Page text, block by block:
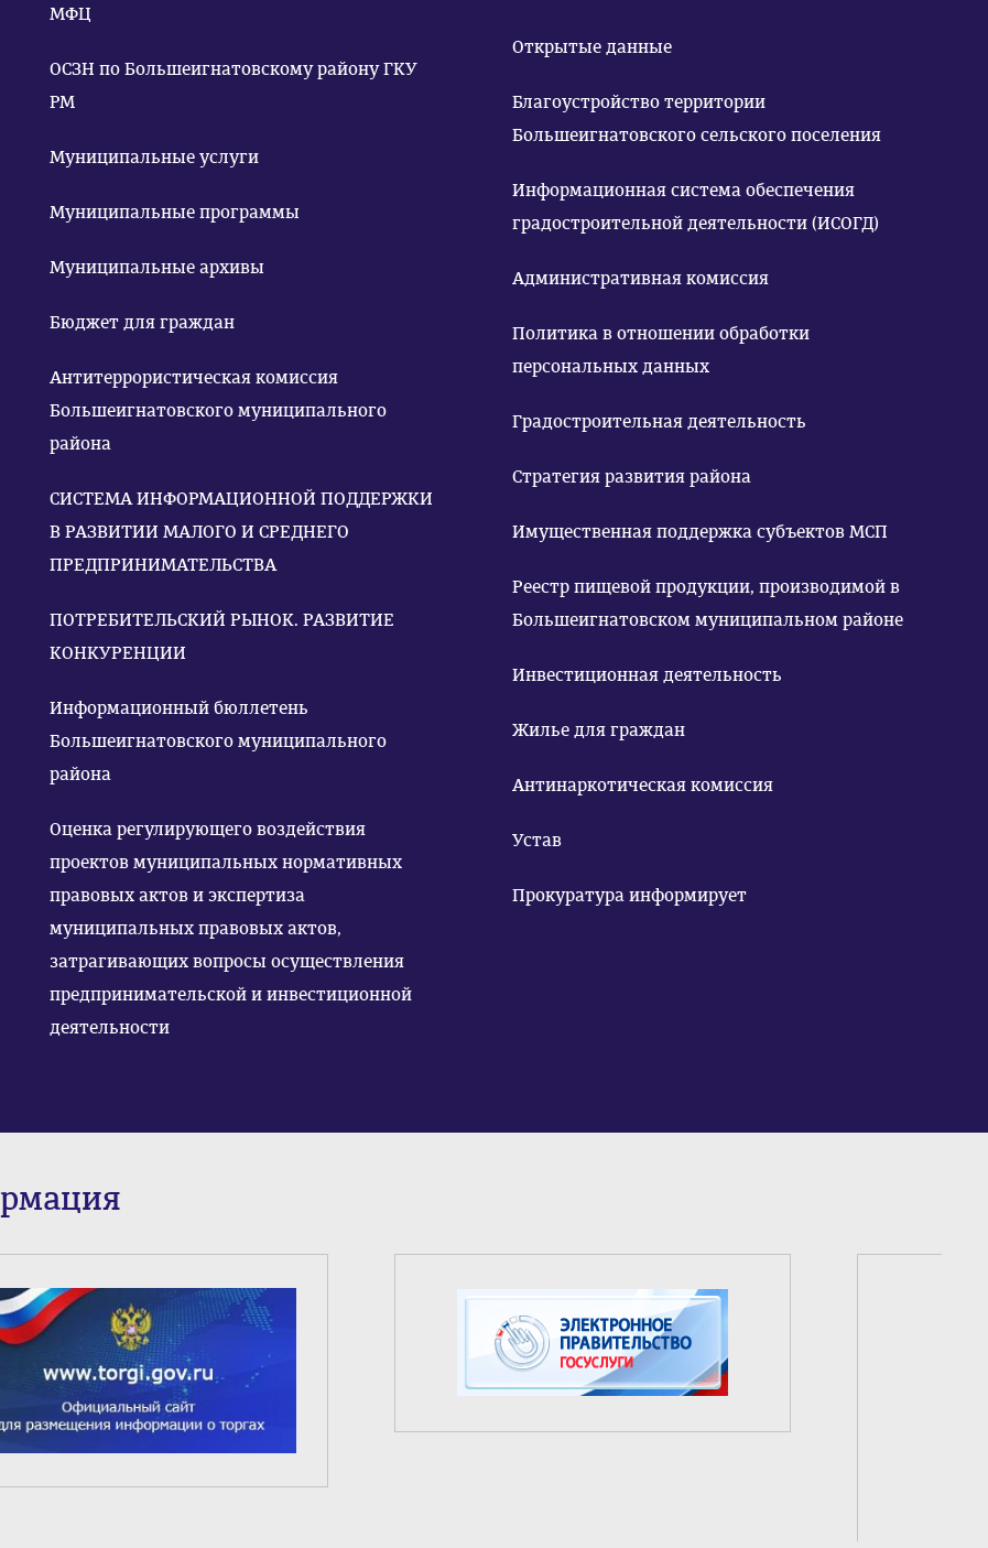
МФЦ
ОСЗН по Большеигнатовскому району ГКУ
РМ
Муниципальные услуги
Муниципальные программы
Муниципальные архивы
Бюджет для граждан
Антитеррористическая комиссия
Большеигнатовского муниципального
района
СИСТЕМА ИНФОРМАЦИОННОЙ ПОДДЕРЖКИ
В РАЗВИТИИ МАЛОГО И СРЕДНЕГО
ПРЕДПРИНИМАТЕЛЬСТВА
ПОТРЕБИТЕЛЬСКИЙ РЫНОК. РАЗВИТИЕ
КОНКУРЕНЦИИ
Информационный бюллетень
Большеигнатовского муниципального
района
Оценка регулирующего воздействия
проектов муниципальных нормативных
правовых актов и экспертиза
муниципальных правовых актов,
затрагивающих вопросы осуществления
предпринимательской и инвестиционной
деятельности
Открытые данные
Благоустройство территории
Большеигнатовского сельского поселения
Информационная система обеспечения
градостроительной деятельности (ИСОГД)
Административная комиссия
Политика в отношении обработки
персональных данных
Градостроительная деятельность
Стратегия развития района
Имущественная поддержка субъектов МСП
Реестр пищевой продукции, производимой в
Большеигнатовском муниципальном районе
Инвестиционная деятельность
Жилье для граждан
Антинаркотическая комиссия
Устав
Прокуратура информирует